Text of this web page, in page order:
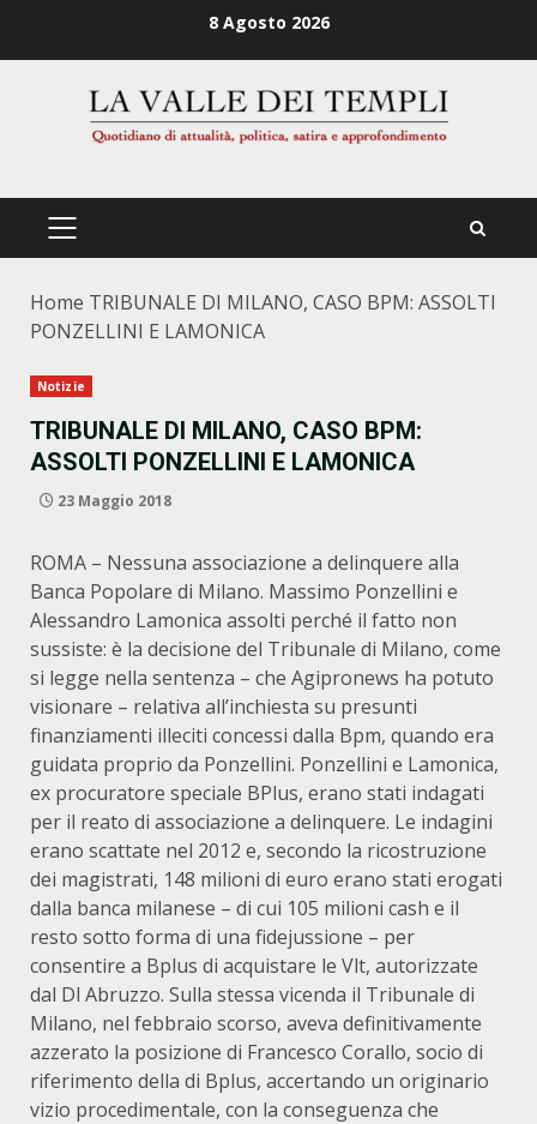
8 Agosto 2026
PRIMÄRES
Home TRIBUNALE DI MILANO, CASO BPM: ASSOLTI
PONZELLINI E LAMONICA
Notizie
TRIBUNALE DI MILANO, CASO BPM:
ASSOLTI PONZELLINI E LAMONICA
23 Maggio 2018
ROMA – Nessuna associazione a delinquere alla
Banca Popolare di Milano. Massimo Ponzellini e
Alessandro Lamonica assolti perché il fatto non
sussiste: è la decisione del Tribunale di Milano, come
si legge nella sentenza – che Agipronews ha potuto
visionare – relativa all’inchiesta su presunti
finanziamenti illeciti concessi dalla Bpm, quando era
guidata proprio da Ponzellini. Ponzellini e Lamonica,
ex procuratore speciale BPlus, erano stati indagati
per il reato di associazione a delinquere. Le indagini
erano scattate nel 2012 e, secondo la ricostruzione
dei magistrati, 148 milioni di euro erano stati erogati
dalla banca milanese – di cui 105 milioni cash e il
resto sotto forma di una fidejussione – per
consentire a Bplus di acquistare le Vlt, autorizzate
dal Dl Abruzzo. Sulla stessa vicenda il Tribunale di
Milano, nel febbraio scorso, aveva definitivamente
azzerato la posizione di Francesco Corallo, socio di
riferimento della di Bplus, accertando un originario
vizio procedimentale, con la conseguenza che